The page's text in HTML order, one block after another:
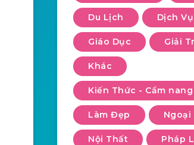
Du Lịch Dịch Vụ
Giáo Dục Giải
Khác
Kiến Thức - Cẩm nang
Làm Đẹp Ngoại
Nội Thất Pháp